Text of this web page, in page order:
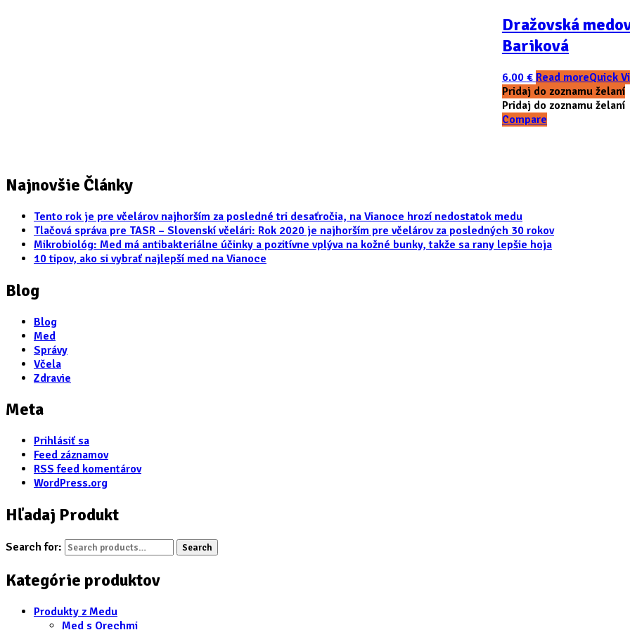
Dražovská
Bariková
6.00 € Read moreQuick
Pridaj do zoznamu želaní
Pridaj do zoznamu želaní
Compare
Najnovšie Články
Tento rok je pre včelárov najhorším za posledné tri desaťročia, na Vianoce hrozí nedostatok medu
Tlačová správa pre TASR – Slovenskí včelári: Rok 2020 je najhorším pre včelárov za posledných 30 rokov
Mikrobiológ: Med má antibakteriálne účinky a pozitívne vplýva na kožné bunky, takže sa rany lepšie hoja
10 tipov, ako si vybrať najlepší med na Vianoce
Blog
Blog
Med
Správy
Včela
Zdravie
Meta
Prihlásiť sa
Feed záznamov
RSS feed komentárov
WordPress.org
Hľadaj Produkt
Search for: Search
Kategórie produktov
Produkty z Medu
Med s Orechmi